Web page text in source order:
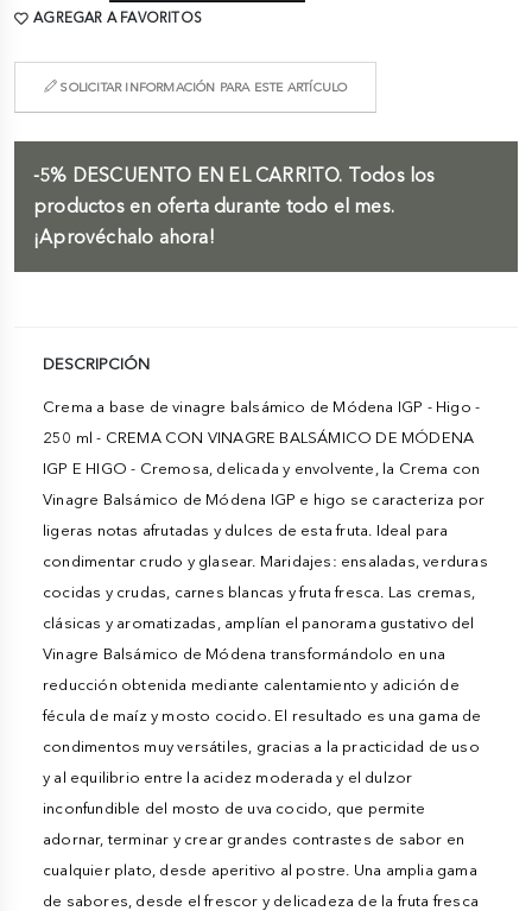
AGREGAR A FAVORITOS
SOLICITAR INFORMACIÓN PARA ESTE ARTÍCULO
-5% DESCUENTO EN EL CARRITO. Todos los
productos en oferta durante todo el mes.
¡Aprovéchalo ahora!
DESCRIPCIÓN
Crema a base de vinagre balsámico de Módena IGP - Higo -
250 ml - CREMA CON VINAGRE BALSÁMICO DE MÓDENA
IGP E HIGO - Cremosa, delicada y envolvente, la Crema con
Vinagre Balsámico de Módena IGP e higo se caracteriza por
ligeras notas afrutadas y dulces de esta fruta. Ideal para
condimentar crudo y glasear. Maridajes: ensaladas, verduras
cocidas y crudas, carnes blancas y fruta fresca. Las cremas,
clásicas y aromatizadas, amplían el panorama gustativo del
Vinagre Balsámico de Módena transformándolo en una
reducción obtenida mediante calentamiento y adición de
fécula de maíz y mosto cocido. El resultado es una gama de
condimentos muy versátiles, gracias a la practicidad de uso
y al equilibrio entre la acidez moderada y el dulzor
inconfundible del mosto de uva cocido, que permite
adornar, terminar y crear grandes contrastes de sabor en
cualquier plato, desde aperitivo al postre. Una amplia gama
de sabores, desde el frescor y delicadeza de la fruta fresca